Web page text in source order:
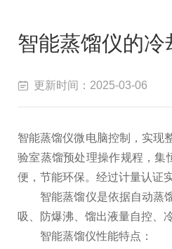
智能蒸馏仪的冷
更新时间：2025-03-06
智能蒸馏仪微电脑控制，实现
验室蒸馏预处理操作规程，集
便，节能环保。经过计量认证
智能蒸馏仪是依据自动蒸馏
吸、防爆沸、馏出液量自控、
智能蒸馏仪性能特点：